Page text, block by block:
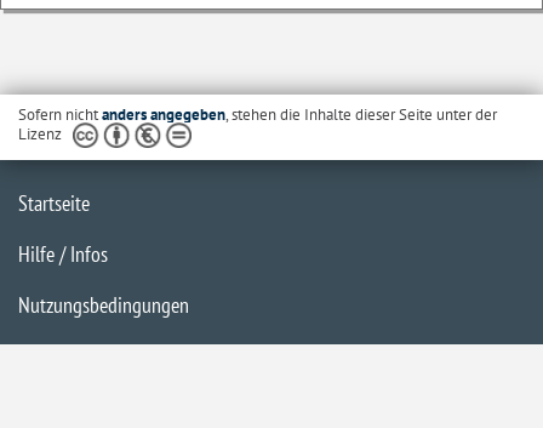
Sofern nichtanders angegeben, stehen die Inhalte dieser Seite unter der
Lizenz
Startseite
Hilfe / Infos
Nutzungsbedingungen